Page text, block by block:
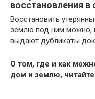
восстановления в
Восстановить
землю под ним можно,
выдают дубликаты
О том, где и как
дом и землю,